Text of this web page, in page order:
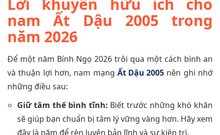
Lời khuyên hữu ích cho
nam Ất Dậu 2005 trong
năm 2026
Để một năm Bính Ngọ 2026 trôi qua một cách bình an
và thuận lợi hơn, nam mạng Ất Dậu 2005 nên ghi nhớ
những điều sau:
Giữ tâm thế bình tĩnh: Biết trước những khó khăn
sẽ giúp bạn chuẩn bị tâm lý vững vàng hơn. Hãy xem
đây là năm để rèn luyện bản lĩnh và sự kiên trì.